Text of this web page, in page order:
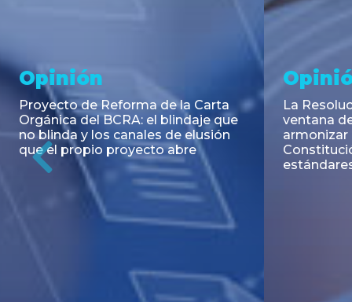
Noticia
RESOLUCIÓN 271/2026 de la
SECRETARIA DE COORDINACIÓN
DE PRODUCCIÓN: Actualización y
unificación de las advertencias
obligatorias en la publicidad de
juegos y apuestas en...
Emisión
Puerto
de U$S
Previous